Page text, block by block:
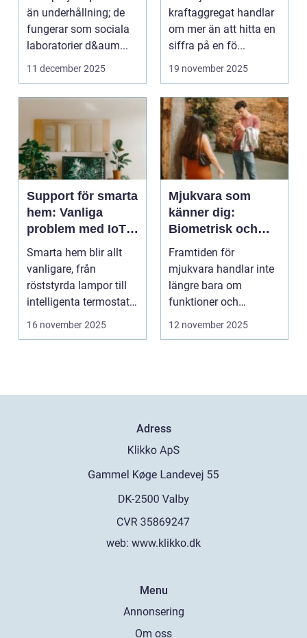
beteende
än underhållning; de
fungerar som sociala
laboratorier d&aum...
11 december 2025
kraftaggregat handlar
om mer än att hitta en
siffra på en fö...
19 november 2025
Support för smarta
hem: Vanliga
problem med IoT-
enheter
Smarta hem blir allt
vanligare, från
röststyrda lampor till
intelligenta termostater
och ...
16 november 2025
Mjukvara som
känner dig:
Biometrisk och
beteendedriven
personalisering
Framtiden för
mjukvara handlar inte
längre bara om
funktioner och
användargränss...
12 november 2025
Adress
web: www.klikko.dk
Menu
Annonsering
Om oss